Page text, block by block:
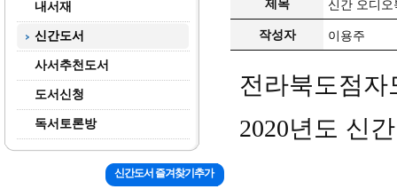
내서재
신간도서
사서추천도서
도서신청
독서토론방
제목 신간 오디
작성자 이용주
전라북도점
2020년도 신
신간도서 즐겨찾기추가